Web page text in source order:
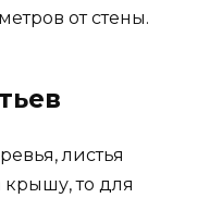
от стены.
листья
крышу, то для